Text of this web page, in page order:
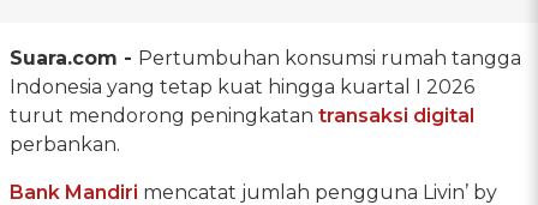
Suara.com - Pertumbuhan konsumsi rumah tangga
Indonesia yang tetap kuat hingga kuartal I 2026
turut mendorong peningkatan transaksi digital
perbankan.
Bank Mandiri mencatat jumlah pengguna Livin’ by